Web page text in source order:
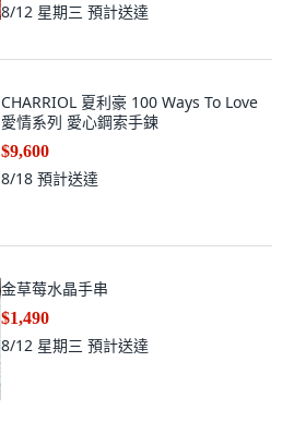
8/12 星期三 預計送達
CHARRIOL 夏利豪 100 Ways To Love
愛情系列 愛心鋼索手鍊
$9,600
8/18 預計送達
金草莓水晶手串
$1,490
8/12 星期三 預計送達